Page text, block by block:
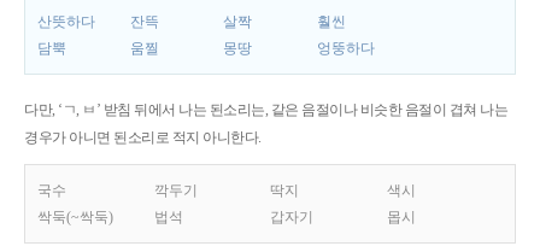
산뜻하다 잔뜩 살짝
훨씬
담뿍
움찔 몽땅 엉뚱하다
다만, ‘ㄱ, ㅂ’ 받침 뒤에서 나는 된소리는, 같은 음절이나 비슷한 음절이 겹쳐 나는
경우가 아니면 된소리로 적지 아니한다.
국수 깍두기 딱지
색시
싹둑(~싹둑)
법석 갑자기 몹시